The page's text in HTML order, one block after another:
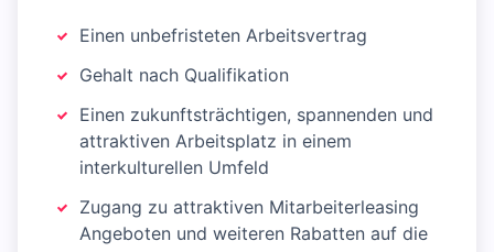
Einen unbefristeten Arbeitsvertrag
Gehalt nach Qualifikation
Einen zukunftsträchtigen, spannenden und
attraktiven Arbeitsplatz in einem
interkulturellen Umfeld
Zugang zu attraktiven Mitarbeiterleasing
Angeboten und weiteren Rabatten auf die